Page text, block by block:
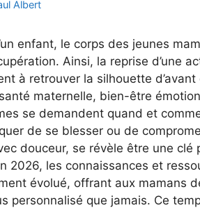
Albert
enfant, le corps des jeunes
Ainsi, la reprise d’une
à retrouver la silhouette d’avant
maternelle, bien-être
se demandent quand et
de se blesser ou de
douceur, se révèle être une clé
2026, les connaissances et
évolué, offrant aux mamans
personnalisé que jamais. Ce